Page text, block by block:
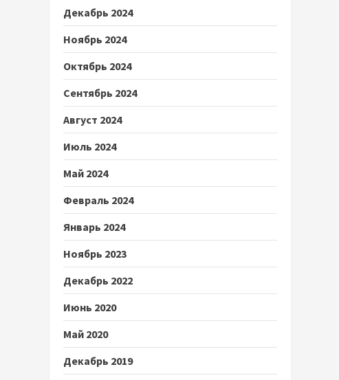
Декабрь 2024
Ноябрь 2024
Октябрь 2024
Сентябрь 2024
Август 2024
Июль 2024
Май 2024
Февраль 2024
Январь 2024
Ноябрь 2023
Декабрь 2022
Июнь 2020
Май 2020
Декабрь 2019